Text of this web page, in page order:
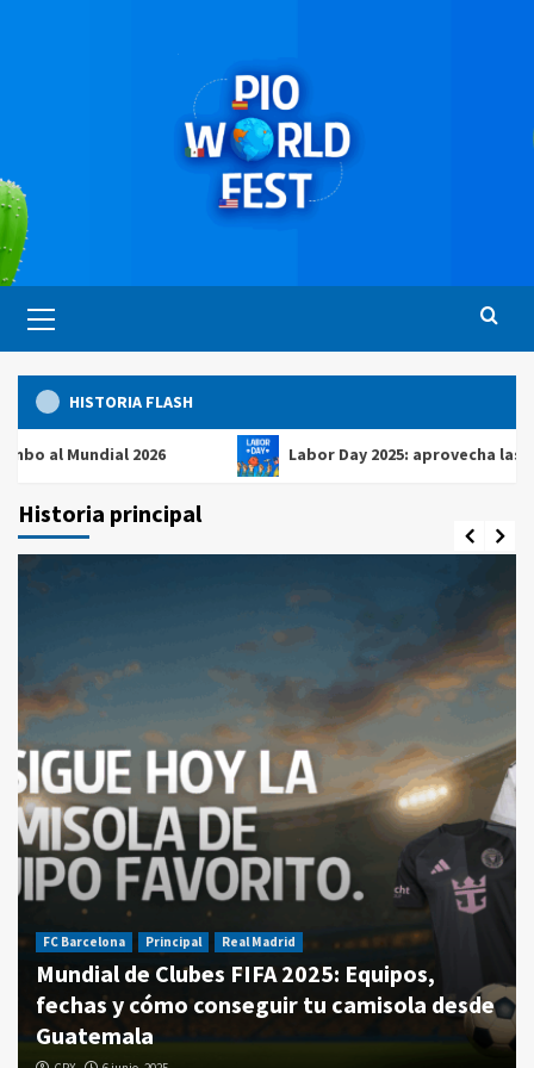
principal
HISTORIA FLASH
2026 Labor Day 2025: aprovecha las
Historia principal
FC Barcelona Principal Real Madrid
Mundial de Clubes FIFA 2025: Equipos,
fechas y cómo conseguir tu camisola desde
Guatemala